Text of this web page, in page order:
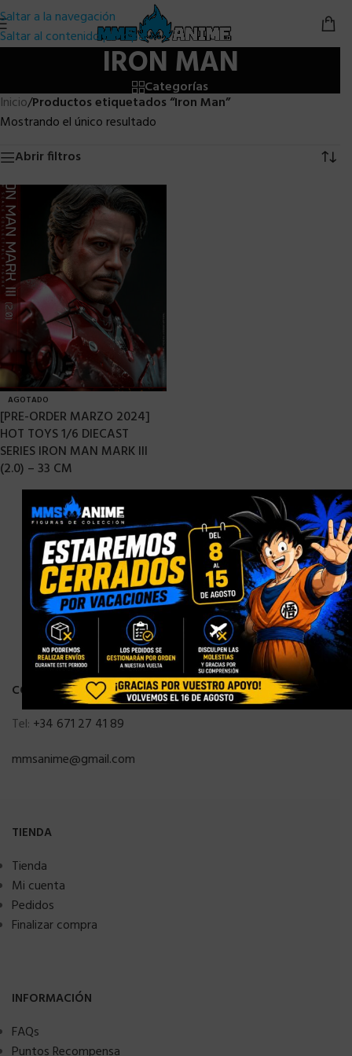
Saltar a la navegación
Saltar al contenido principal
IRON MAN
Categorías
Inicio/Productos etiquetados “Iron Man”
Mostrando el único resultado
Abrir filtros
AGOTADO
[PRE-ORDER MARZO 2024]
HOT TOYS 1/6 DIECAST
SERIES IRON MAN MARK III
(2.0) – 33 CM
569,90€
CONTACTO
Tel: +34 671 27 41 89
mmsanime@gmail.com
TIENDA
Tienda
Mi cuenta
Pedidos
Finalizar compra
INFORMACIÓN
FAQs
×